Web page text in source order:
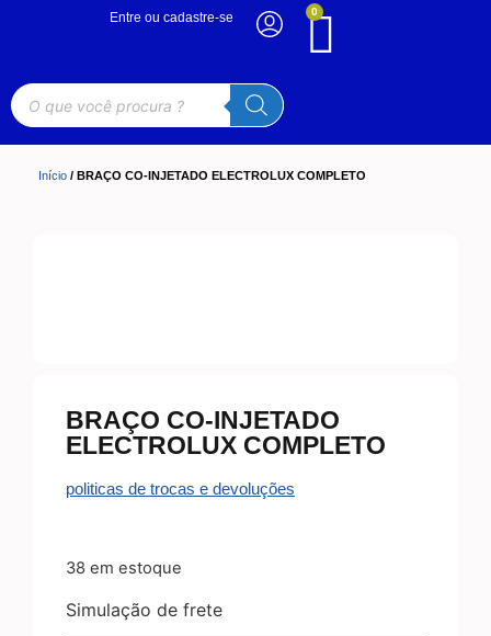
0
Entre ou cadastre-se
Início / BRAÇO CO-INJETADO ELECTROLUX COMPLETO
BRAÇO CO-INJETADO
ELECTROLUX COMPLETO
politicas de trocas e devoluções
38 em estoque
Simulação de frete